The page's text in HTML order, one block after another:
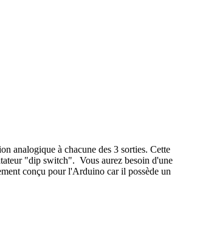
analogique à chacune des 3 sorties. Cette
"dip switch". Vous aurez besoin d'une
conçu pour l'Arduino car il possède un